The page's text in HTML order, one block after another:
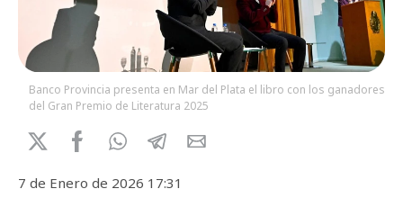
Banco Provincia presenta en Mar del Plata el libro con los ganadores
del Gran Premio de Literatura 2025
7 de Enero de 2026 17:31